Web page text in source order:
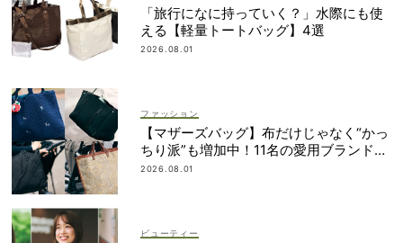
「旅行になに持っていく？」水際にも使
える【軽量トートバッグ】4選
2026.08.01
ファッション
【マザーズバッグ】布だけじゃなく“かっ
ちり派”も増加中！11名の愛用ブランド
は？
2026.08.01
ビューティー